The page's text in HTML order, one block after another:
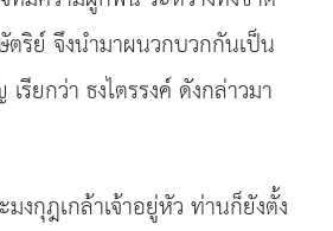
ริย์ จึงนำมาผนวกบวกกันเป็น
ยกว่า ธงไตรรงค์ ดังกล่าวมา
งกุฎเกล้าเจ้าอยู่หัว ท่านก็ยังตั้ง